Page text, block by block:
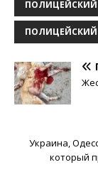
Украина,
который